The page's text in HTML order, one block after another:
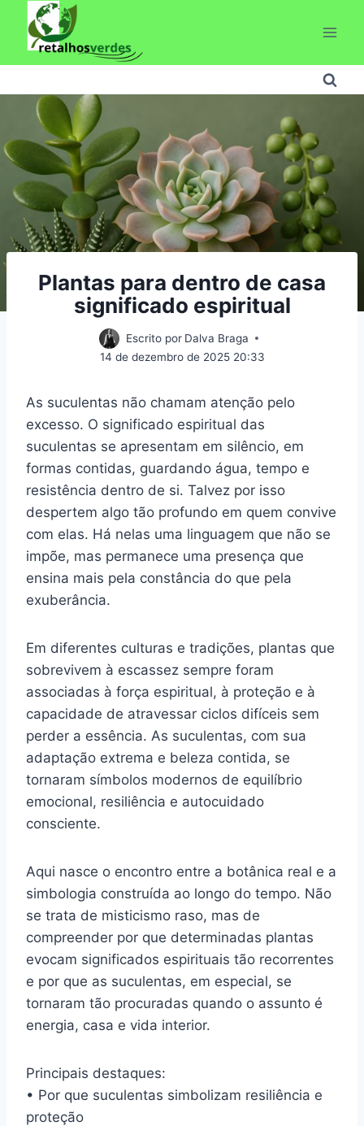
para
Plantas para dentro de casa
significado espiritual
Escrito por Dalva Braga
14 de dezembro de 2025 20:33
As suculentas não chamam atenção pelo
excesso. O significado espiritual das
suculentas se apresentam em silêncio, em
formas contidas, guardando água, tempo e
resistência dentro de si. Talvez por isso
despertem algo tão profundo em quem convive
com elas. Há nelas uma linguagem que não se
impõe, mas permanece uma presença que
ensina mais pela constância do que pela
exuberância.
Em diferentes culturas e tradições, plantas que
sobrevivem à escassez sempre foram
associadas à força espiritual, à proteção e à
capacidade de atravessar ciclos difíceis sem
perder a essência. As suculentas, com sua
adaptação extrema e beleza contida, se
tornaram símbolos modernos de equilíbrio
emocional, resiliência e autocuidado
consciente.
Aqui nasce o encontro entre a botânica real e a
simbologia construída ao longo do tempo. Não
se trata de misticismo raso, mas de
compreender por que determinadas plantas
evocam significados espirituais tão recorrentes
e por que as suculentas, em especial, se
tornaram tão procuradas quando o assunto é
energia, casa e vida interior.
Principais destaques:
• Por que suculentas simbolizam resiliência e
proteção